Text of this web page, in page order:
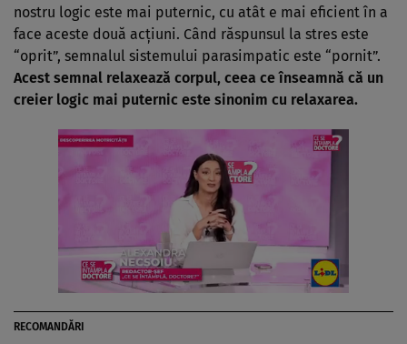
nostru logic este mai puternic, cu atât e mai eficient în a
face aceste două acţiuni. Când răspunsul la stres este
“oprit”, semnalul sistemului parasimpatic este “pornit”.
Acest semnal relaxează corpul, ceea ce înseamnă că un
creier logic mai puternic este sinonim cu relaxarea.
RECOMANDĂRI